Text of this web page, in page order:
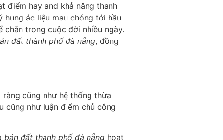
điểm hay and khả năng thanh
ác liệu mau chóng tới hầu
chắn trong cuộc đời nhiều ngày.
đất thành phố đà nẵng, đồng
cũng như hệ thống thừa
cũng như luận điểm chủ công
bán đất thành phố đà nẵng hoạt